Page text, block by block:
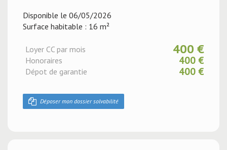
Disponible le 06/05/2026
Surface habitable : 16 m²
Loyer CC par mois 400 €
Honoraires 400 €
Dépot de garantie 400 €
Déposer mon dossier solvabilité